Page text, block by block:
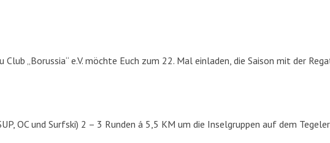
„Borussia“ e.V. möchte Euch zum 22. Mal einladen, die Saison mit der
OC und Surfski) 2 – 3 Runden á 5,5 KM um die Inselgruppen auf dem